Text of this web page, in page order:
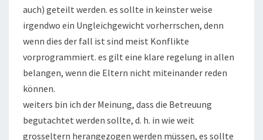
auch) geteilt werden. es sollte in keinster weise
irgendwo ein Ungleichgewicht vorherrschen, denn
wenn dies der fall ist sind meist Konflikte
vorprogrammiert. es gilt eine klare regelung in allen
belangen, wenn die Eltern nicht miteinander reden
können.
weiters bin ich der Meinung, dass die Betreuung
begutachtet werden sollte, d. h. in wie weit
grosseltern herangezogen werden müssen, es sollte